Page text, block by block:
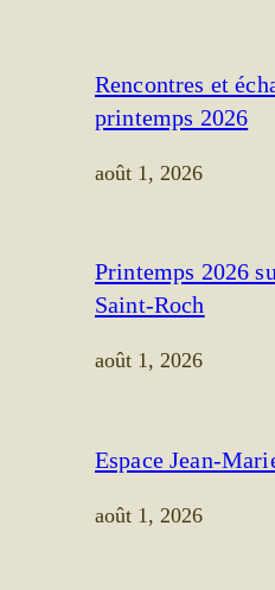
Rencontres et
printemps 2026
août 1, 2026
Printemps 2026
Saint-Roch
août 1, 2026
Espace Jean-
août 1, 2026